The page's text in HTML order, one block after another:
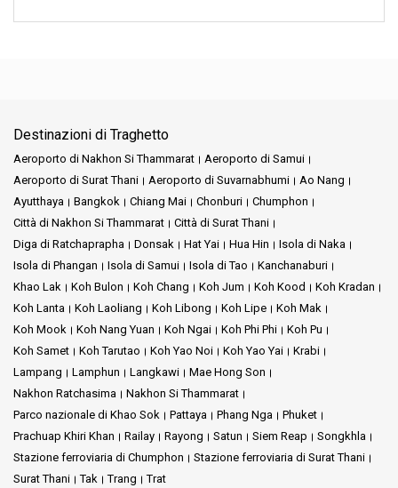
Destinazioni di Traghetto
Aeroporto di Nakhon Si Thammarat
Aeroporto di Samui
Aeroporto di Surat Thani
Aeroporto di Suvarnabhumi
Ao Nang
Ayutthaya
Bangkok Chiang Mai Chonburi
Chumphon
Città di Nakhon Si Thammarat
Città di Surat Thani
Diga di Ratchaprapha
Donsak Hat Yai Hua Hin
Isola di Naka
Isola di Phangan
Isola di Samui Isola di Tao
Kanchanaburi
Khao Lak
Koh Bulon Koh Chang Koh Jum Koh Kood
Koh Kradan
Koh Lanta
Koh Laoliang Koh Libong Koh Lipe
Koh Mak
Koh Mook
Koh Nang Yuan Koh Ngai Koh Phi Phi
Koh Pu
Koh Samet
Koh Tarutao Koh Yao Noi Koh Yao Yai
Krabi
Lampang
Lamphun Langkawi
Mae Hong Son
Nakhon Ratchasima
Nakhon Si Thammarat
Parco nazionale di Khao Sok
Pattaya Phang Nga
Phuket
Prachuap Khiri Khan
Railay Rayong Satun Siem Reap
Songkhla
Stazione ferroviaria di Chumphon
Stazione ferroviaria di Surat Thani
Surat Thani
Tak Trang Trat